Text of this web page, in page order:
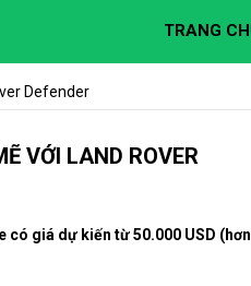
TRANG
Defender
VỚI LAND ROVER
giá dự kiến từ 50.000 USD (hơn